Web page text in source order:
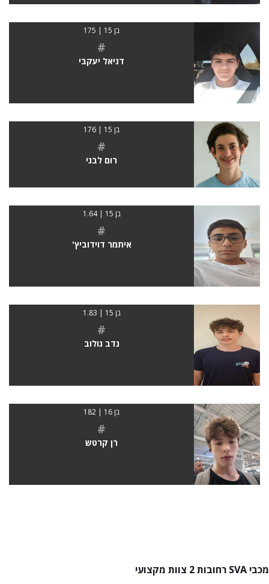
בן 15 | 175
#
דניאל יעקבי
בן 15 | 176
#
רום לבני
בן 15 | 1.64
#
איתמר דוידוביץ'
בן 15 | 1.83
#
נדב גולוב
בן 16 | 182
#
רן קרטש
מכבי SVA רחובות 2 צוות מקצועי